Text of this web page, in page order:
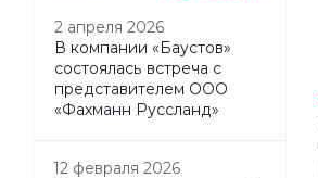
2 апреля 2026
В компании «Баустов»
состоялась встреча с
представителем ООО
«Фахманн Руссланд»
12 февраля 2026